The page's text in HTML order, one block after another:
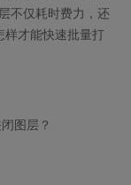
不仅耗时费力，还
样才能快速批量打
图层？